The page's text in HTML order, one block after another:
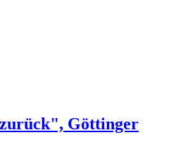
zurück", Göttinger